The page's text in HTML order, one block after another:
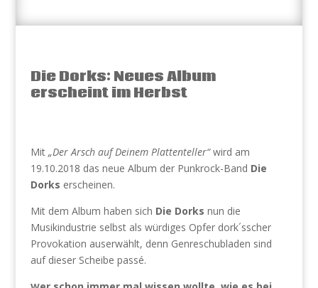
Die Dorks: Neues Album
erscheint im Herbst
Mit „Der Arsch auf Deinem Plattenteller“wird am
19.10.2018 das neue Album der Punkrock-Band Die
Dorks erscheinen.
Mit dem Album haben sich Die Dorks nun die
Musikindustrie selbst als würdiges Opfer dork´sscher
Provokation auserwählt, denn Genreschubladen sind
auf dieser Scheibe passé.